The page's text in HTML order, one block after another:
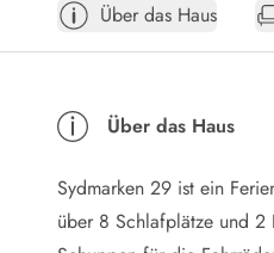
Öffnungszeiten
Anreise
Ferienhaus ABC
Häufige Fragen zur Buchung
Verleihservice
Reisescheckliste
Über das Haus
Über das Haus
Sydmarken 29 ist ein
über 8 Schlafplätze und 2